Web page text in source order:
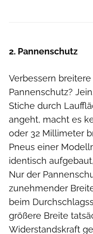
2. Pannenschutz
Verbessern
Pannenschutz?
Stiche durch
angeht, macht es
oder 32 Millimeter
Pneus einer
identisch
Nur der
zunehmender
beim
größere Breite
Widerstandskraft